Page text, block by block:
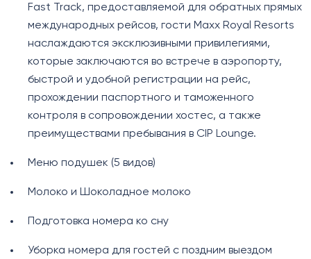
Fast Track, предоставляемой для обратных прямых
международных рейсов, гости Maxx Royal Resorts
наслаждаются эксклюзивными привилегиями,
которые заключаются во встрече в аэропорту,
быстрой и удобной регистрации на рейс,
прохождении паспортного и таможенного
контроля в сопровождении хостес, а также
преимуществами пребывания в CIP Lounge.
Меню подушек (5 видов)
Молоко и Шоколадное молоко
Подготовка номера ко сну
Уборка номера для гостей с поздним выездом